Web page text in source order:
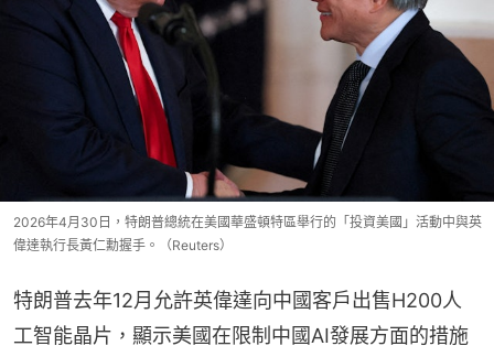
2026年4月30日，特朗普總統在美國華盛頓特區舉行的「投資美國」活動中與英
偉達執行長黃仁勳握手。（Reuters）
特朗普去年12月允許英偉達向中國客戶出售H200人
工智能晶片，顯示美國在限制中國AI發展方面的措施